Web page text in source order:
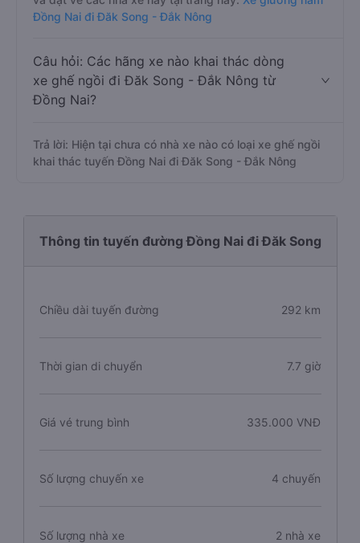
Đồng Nai đi Đăk Song - Đắk Nông
Câu hỏi: Các hãng xe nào khai thác dòng
xe ghế ngồi đi Đăk Song - Đắk Nông từ
Đồng Nai?
Trả lời: Hiện tại chưa có nhà xe nào có loại xe ghế ngồi
khai thác tuyến Đồng Nai đi Đăk Song - Đắk Nông
Thông tin tuyến đường Đồng Nai đi Đăk Song
Chiều dài tuyến đường 292 km
Thời gian di chuyển 7.7 giờ
Giá vé trung bình 335.000 VNĐ
Số lượng chuyến xe 4 chuyến
Số lượng nhà xe 2 nhà xe